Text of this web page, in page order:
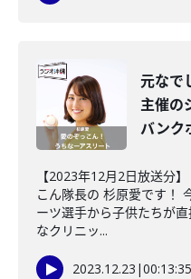
元なで
主催の
バンク
【2023年12月2日放送分
こん隊長の 杉原愛です！
ーツ選手から子供たちが
なクリニッ...
2023.12.23 |00:13:35